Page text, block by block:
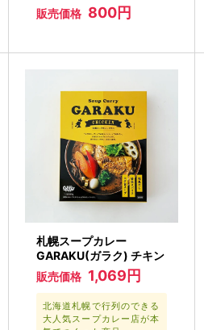
販売価格 800円
札幌スープカレー
GARAKU(ガラク) チキン
販売価格 1,069円
北海道札幌で行列のできる
大人気スープカレー店が本